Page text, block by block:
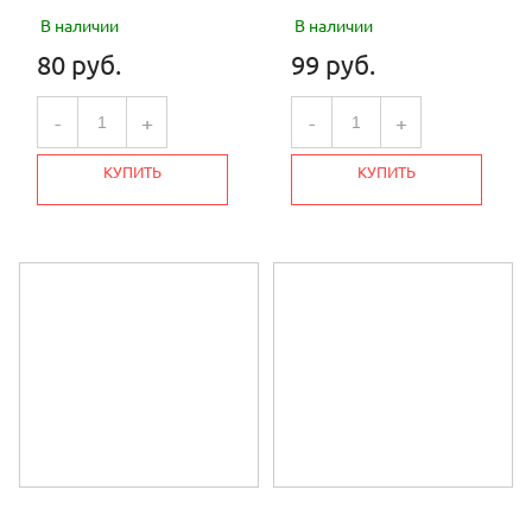
СВЕЧИ
ТРОСЫ И РУЧКИ
ШНУРЫ
В наличии
80 руб.
- +
КУПИТЬ
В наличии
99 руб.
- +
КУПИТЬ